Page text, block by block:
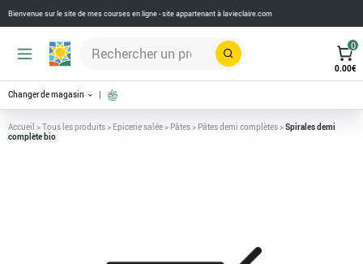
Bienvenue sur le site de mes courses en ligne - site appartenant àlavieclaire.com
Rechercher
0
0.00€
Changer de magasin
Accueil >Tous les produits> Epicerie salée> Pâtes> Pâtes demi complètes>Spirales demi
complète bio